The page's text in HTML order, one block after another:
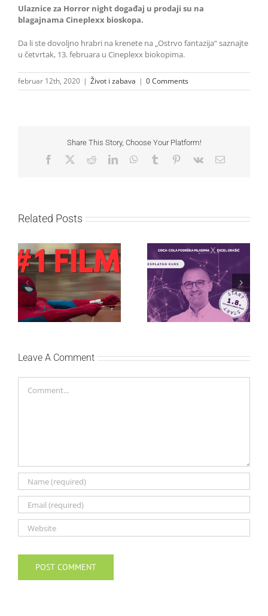
Ulaznice za Horror night događaj u prodaji su na
blagajnama Cineplexx bioskopa.
Da li ste dovoljno hrabri na krenete na „Ostrvo fantazija“ saznajte
u četvrtak, 13. februara u Cineplexx biokopima.
februar 12th, 2020 | Život i zabava | 0 Comments
Share This Story, Choose Your Platform!
Facebook RedditLinkedInWhatsApp
Tumblr Pinterest
Vk Email
Related Posts
Najuspešnije otvaranje
studijskog filma u Srbiji:
Spajdermen: Novi dan
oborio rekord već prvog
vikenda
Priključi se besplatnoj
regionalnoj AI edukaciji
i nauči kako da
veštačku inteligenciju
primeniš u praksi
Leave A Comment